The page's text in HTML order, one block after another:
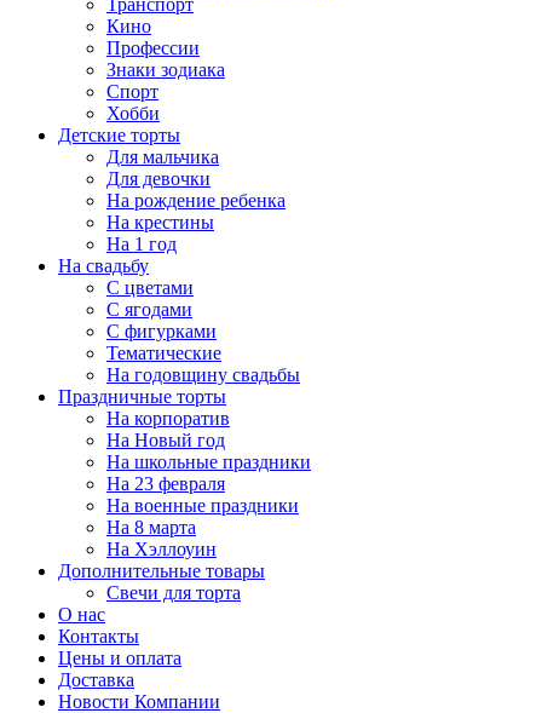
Транспорт
Кино
Профессии
Знаки зодиака
Спорт
Хобби
Детские торты
Для мальчика
Для девочки
На рождение ребенка
На крестины
На 1 год
На свадьбу
С цветами
С ягодами
С фигурками
Тематические
На годовщину свадьбы
Праздничные торты
На корпоратив
На Новый год
На школьные праздники
На 23 февраля
На военные праздники
На 8 марта
На Хэллоуин
Дополнительные товары
Свечи для торта
О нас
Контакты
Цены и оплата
Доставка
Новости Компании